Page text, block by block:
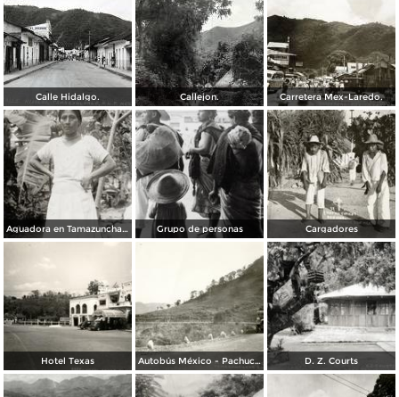
Calle Hidalgo. Callejon. Carretera Mex-Laredo.
Aguadora en Tamazunchale Grupo de personas Cargadores
Hotel Texas Autobús México - Pachuca, en la carretera México - Laredo, tramo El Tambor D. Z. Courts